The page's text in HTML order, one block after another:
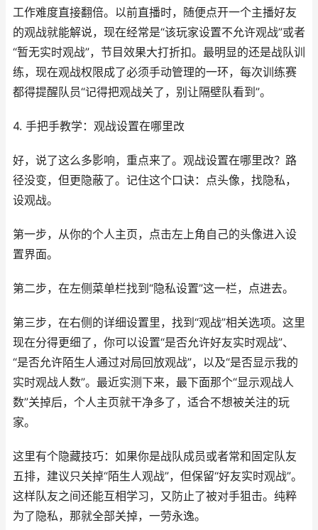
工作难度直接翻倍。以前直播时，随便点开一个主播好友
的观战就能解说，现在经常是“该玩家设置不允许观战”或者
“暂无实时观战”，节目效果大打折扣。最明显的还是战队训
练，现在观战权限成了必须手动管理的一环，每次训练赛
都得提醒队员“记得把观战关了，别让隔壁队看到”。
4. 手把手教学：观战设置在哪里改
好，说了这么多影响，重点来了。观战设置在哪里改？路
径没变，但更隐蔽了。记住这个口诀：点头像，找隐私，
设观战。
第一步，从你的个人主页，点击左上角自己的头像进入设
置界面。
第二步，在左侧菜单栏找到“隐私设置”这一栏，点进去。
第三步，在右侧的详细设置里，找到“观战”相关选项。这里
现在分得更细了，你可以设置“是否允许好友实时观战”、
“是否允许陌生人通过对局回放观战”，以及“是否显示我的
实时观战人数”。最近实测下来，最下面那个“显示观战人
数”关掉后，个人主页就干净多了，适合不想被关注的玩
家。
这里有个隐藏技巧：如果你是战队成员或者常和固定队友
五排，建议只关掉“陌生人观战”，但保留“好友实时观战”。
这样队友之间还能互相学习，又防止了被对手狙击。纯粹
为了隐私，那就全部关掉，一劳永逸。